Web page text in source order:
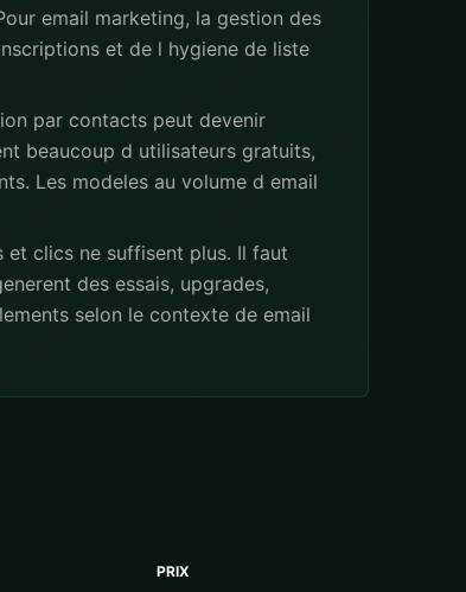
email marketing, la gestion des
et de l hygiene de liste
par contacts peut devenir
beaucoup d utilisateurs gratuits,
Les modeles au volume d email
et clics ne suffisent plus. Il faut
des essais, upgrades,
selon le contexte de email
PRIX